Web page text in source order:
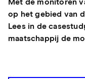
Met de monitoren
op het gebied van
Lees in de
maatschappij de